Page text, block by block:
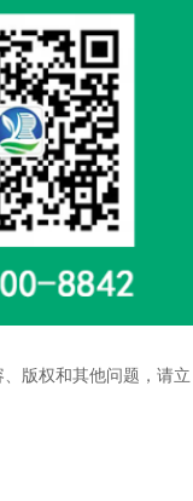
版权和其他问题，请立